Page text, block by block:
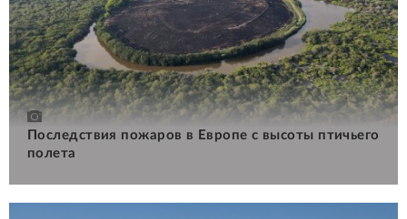
Последствия пожаров в Европе с высоты птичьего
полета